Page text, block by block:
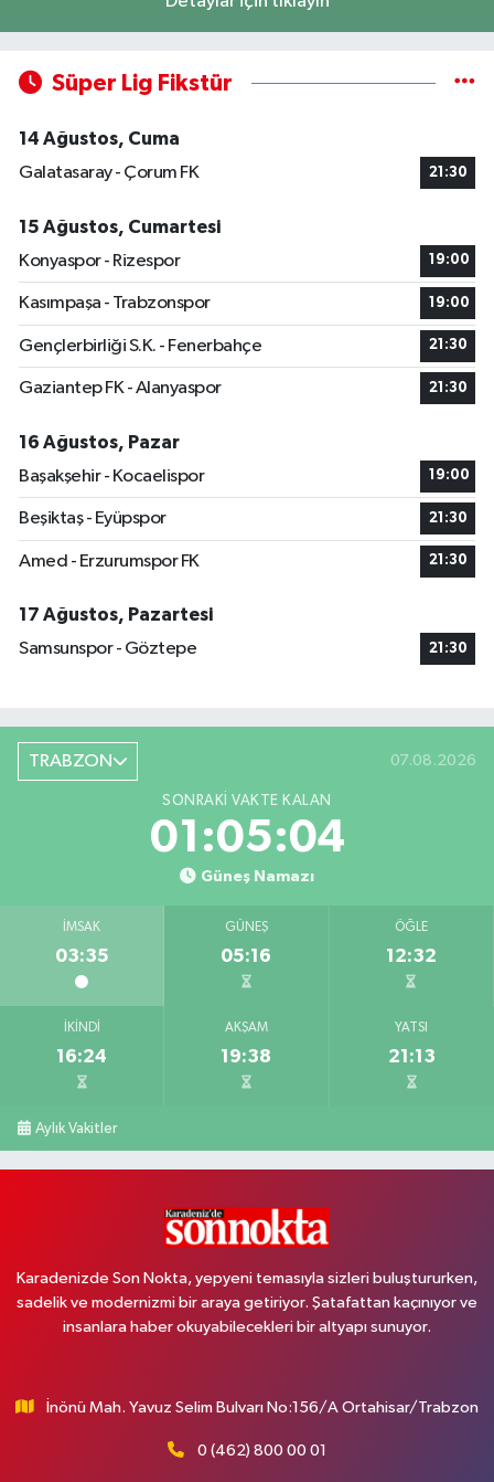
Süper Lig Fikstür
14 Ağustos, Cuma
Galatasaray - Çorum FK
21:30
15 Ağustos, Cumartesi
Konyaspor - Rizespor
19:00
Kasımpaşa - Trabzonspor 19:00
Gençlerbirliği S.K. - Fenerbahçe 21:30
Gaziantep FK - Alanyaspor 21:30
16 Ağustos, Pazar
Başakşehir - Kocaelispor
19:00
Beşiktaş - Eyüpspor 21:30
Amed - Erzurumspor FK 21:30
17 Ağustos, Pazartesi
Samsunspor - Göztepe
21:30
TRABZON 07.08.2026
SONRAKI VAKTE KALAN
01:05:04
Güneş Namazı
İMSAK
03:35
GÜNEŞ
05:16
ÖĞLE
12:32
İKINDI
16:24
AKŞAM
19:38
YATSI
21:13
Aylık Vakitler
Karadenizde Son Nokta, yepyeni temasıyla sizleri buluştururken,
sadelik ve modernizmi bir araya getiriyor. Şatafattan kaçınıyor ve
insanlara haber okuyabilecekleri bir altyapı sunuyor.
İnönü Mah. Yavuz Selim Bulvarı No:156/A Ortahisar/Trabzon
0 (462) 800 00 01